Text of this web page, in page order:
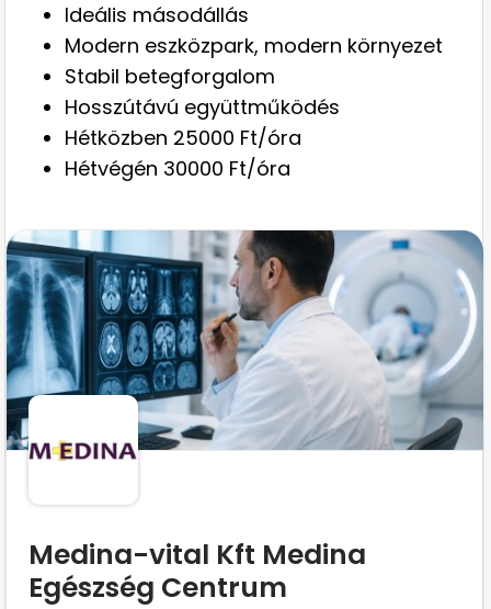
Ideális másodállás
Modern eszközpark, modern környezet
Stabil betegforgalom
Hosszútávú együttműködés
Hétközben 25000 Ft/óra
Hétvégén 30000 Ft/óra
Medina-vital Kft Medina
Egészség Centrum